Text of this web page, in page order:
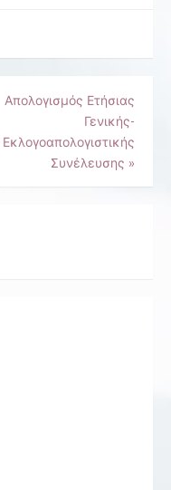
Απολογισμός Ετήσιας
Γενικής-
Εκλογοαπολογιστικής
Συνέλευσης »